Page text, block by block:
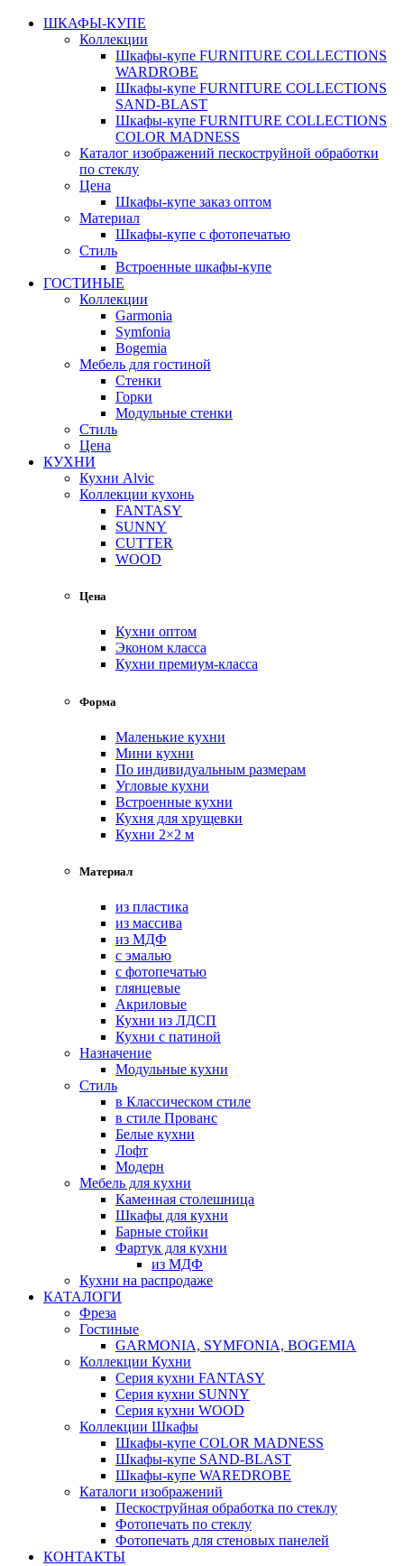
ШКАФЫ-КУПЕ
Коллекции
Шкафы-купе FURNITURE COLLECTIONS
WARDROBE
Шкафы-купе FURNITURE COLLECTIONS
SAND-BLAST
Шкафы-купе FURNITURE COLLECTIONS
COLOR MADNESS
Каталог изображений пескоструйной обработки
по стеклу
Цена
Шкафы-купе заказ оптом
Материал
Шкафы-купе с фотопечатью
Стиль
Встроенные шкафы-купе
ГОСТИНЫЕ
Коллекции
Garmonia
Symfonia
Bogemia
Мебель для гостиной
Стенки
Горки
Модульные стенки
Стиль
Цена
КУХНИ
Кухни Alvic
Коллекции кухонь
FANTASY
SUNNY
CUTTER
WOOD
Цена
Кухни оптом
Эконом класса
Кухни премиум-класса
Форма
Маленькие кухни
Мини кухни
По индивидуальным размерам
Угловые кухни
Встроенные кухни
Кухня для хрущевки
Кухни 2×2 м
Материал
из пластика
из массива
из МДФ
с эмалью
с фотопечатью
глянцевые
Акриловые
Кухни из ЛДСП
Кухни с патиной
Назначение
Модульные кухни
Стиль
в Классическом стиле
в стиле Прованс
Белые кухни
Лофт
Модерн
Мебель для кухни
Каменная столешница
Шкафы для кухни
Барные стойки
Фартук для кухни
из МДФ
Кухни на распродаже
КАТАЛОГИ
Фреза
Гостиные
GARMONIA, SYMFONIA, BOGEMIA
Коллекции Кухни
Серия кухни FANTASY
Серия кухни SUNNY
Серия кухни WOOD
Коллекции Шкафы
Шкафы-купе COLOR MADNESS
Шкафы-купе SAND-BLAST
Шкафы-купе WAREDROBE
Каталоги изображений
Пескоструйная обработка по стеклу
Фотопечать по стеклу
Фотопечать для стеновых панелей
КОНТАКТЫ